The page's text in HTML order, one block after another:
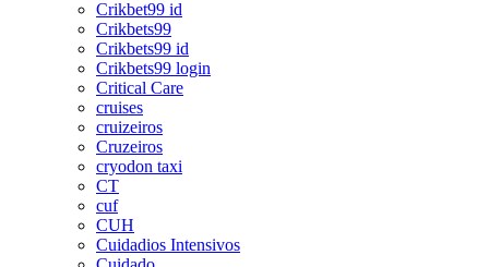
Crikbet99 id
Crikbets99
Crikbets99 id
Crikbets99 login
Critical Care
cruises
cruizeiros
Cruzeiros
cryodon taxi
CT
cuf
CUH
Cuidadios Intensivos